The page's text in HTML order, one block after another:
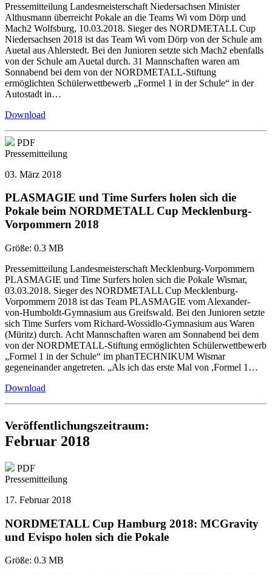
Pressemitteilung Landesmeisterschaft Niedersachsen Minister
Althusmann überreicht Pokale an die Teams Wi vom Dörp und
Mach2 Wolfsburg, 10.03.2018. Sieger des NORDMETALL Cup
Niedersachsen 2018 ist das Team Wi vom Dörp von der Schule am
Auetal aus Ahlerstedt. Bei den Junioren setzte sich Mach2 ebenfalls
von der Schule am Auetal durch. 31 Mannschaften waren am
Sonnabend bei dem von der NORDMETALL-Stiftung
ermöglichten Schülerwettbewerb „Formel 1 in der Schule“ in der
Autostadt in…
Download
PDF
Pressemitteilung
03. März 2018
PLASMAGIE und Time Surfers holen sich die
Pokale beim NORDMETALL Cup Mecklenburg-
Vorpommern 2018
Größe: 0.3 MB
Pressemitteilung Landesmeisterschaft Mecklenburg-Vorpommern
PLASMAGIE und Time Surfers holen sich die Pokale Wismar,
03.03.2018. Sieger des NORDMETALL Cup Mecklenburg-
Vorpommern 2018 ist das Team PLASMAGIE vom Alexander-
von-Humboldt-Gymnasium aus Greifswald. Bei den Junioren setzte
sich Time Surfers vom Richard-Wossidlo-Gymnasium aus Waren
(Müritz) durch. Acht Mannschaften waren am Sonnabend bei dem
von der NORDMETALL-Stiftung ermöglichten Schülerwettbewerb
„Formel 1 in der Schule“ im phanTECHNIKUM Wismar
gegeneinander angetreten. „Als ich das erste Mal von ,Formel 1…
Download
Veröffentlichungszeitraum:
Februar 2018
PDF
Pressemitteilung
17. Februar 2018
NORDMETALL Cup Hamburg 2018: MCGravity
und Evispo holen sich die Pokale
Größe: 0.3 MB